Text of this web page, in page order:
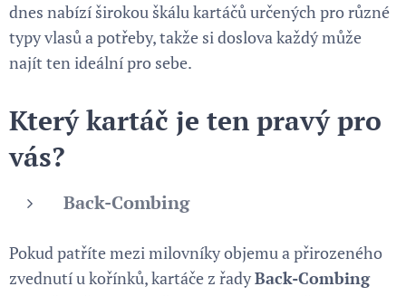
dnes nabízí širokou škálu kartáčů určených pro různé
typy vlasů a potřeby, takže si doslova každý může
najít ten ideální pro sebe.
Který kartáč je ten pravý pro
vás?
Back-Combing
Pokud patříte mezi milovníky objemu a přirozeného
zvednutí u kořínků, kartáče z řadyBack-Combing